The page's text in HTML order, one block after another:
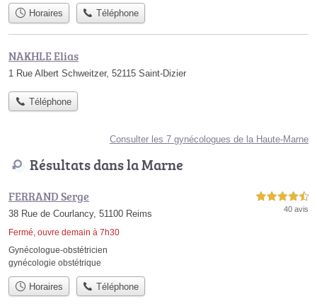
Horaires Téléphone
NAKHLE Elias
1 Rue Albert Schweitzer, 52115 Saint-Dizier
Téléphone
Consulter les 7 gynécologues de la Haute-Marne
Résultats dans la Marne
FERRAND Serge
38 Rue de Courlancy, 51100 Reims
Fermé, ouvre demain à 7h30
4,5 étoiles sur 5
40 avis
Gynécologue-obstétricien
gynécologie obstétrique
Horaires Téléphone